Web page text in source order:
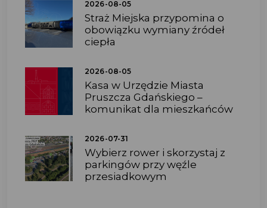
2026-08-05
Straż Miejska przypomina o
obowiązku wymiany źródeł
ciepła
2026-08-05
Kasa w Urzędzie Miasta
Pruszcza Gdańskiego –
komunikat dla mieszkańców
2026-07-31
Wybierz rower i skorzystaj z
parkingów przy węźle
przesiadkowym